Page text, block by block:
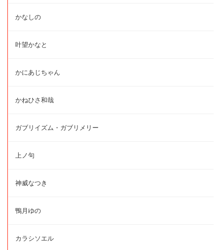
かなしの
叶望かなと
かにあじちゃん
かねひさ和哉
ガブリイズム・ガブリメリー
上ノ句
神威なつき
鴨月ゆの
カラシソエル